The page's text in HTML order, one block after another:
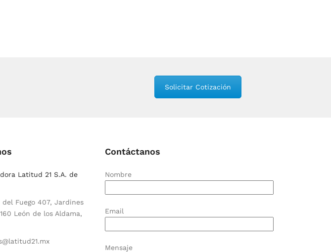
Solicitar Cotización
Latitud 21 S.A. de
del Fuego 407, Jardines
León de los Aldama,
Contáctanos
Nombre
Email
Mensaje